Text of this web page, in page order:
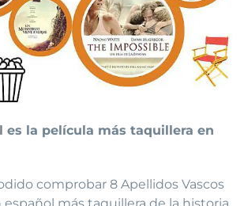
es la película más taquillera en
comprobar 8 Apellidos Vascos